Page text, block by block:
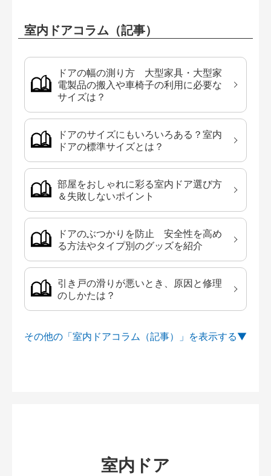
室内ドアコラム（記事）
ドアの幅の測り方 大型家具・大型家
電製品の搬入や車椅子の利用に必要な
サイズは？
ドアのサイズにもいろいろある？室内
ドアの標準サイズとは？
部屋をおしゃれに彩る室内ドア選び方
＆失敗しないポイント
ドアのぶつかりを防止 安全性を高め
る方法やタイプ別のグッズを紹介
引き戸の滑りが悪いとき、原因と修理
のしかたは？
その他の「室内ドアコラム（記事）」を
室内ドア